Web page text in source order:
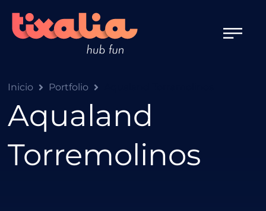
Inicio Portfolio
Aqualand
Torremolinos